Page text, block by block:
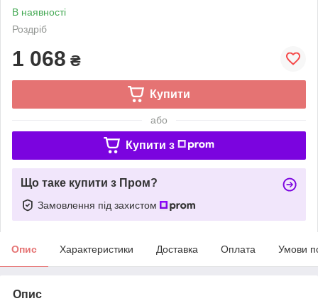
В наявності
Роздріб
1 068 ₴
Купити
або
Купити з
Що таке купити з Пром?
Замовлення під захистом
Опис Характеристики Доставка Оплата Умови
Опис